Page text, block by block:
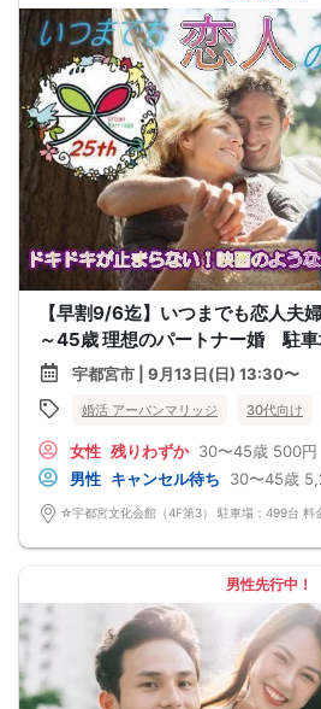
【早割9/6迄】いつまでも恋人夫
～45歳 理想のパートナー婚 駐
宇都宮市 | 9月13日(日) 13:30〜
婚活 アーバンマリッジ 30代向け
女性 残りわずか 30〜45歳 500円
男性 キャンセル待ち 30〜45歳
男性先行中！